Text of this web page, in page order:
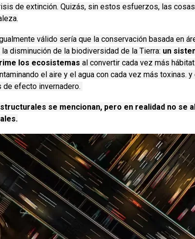
de extinción. Quizás, sin estos esfuerzos, las
válido sería que la conservación basada en
la disminución de la biodiversidad de la Tierra: un
los ecosistemas al convertir cada vez más
el aire y el agua con cada vez más toxinas.
efecto invernadero.
se mencionan, pero en realidad no se